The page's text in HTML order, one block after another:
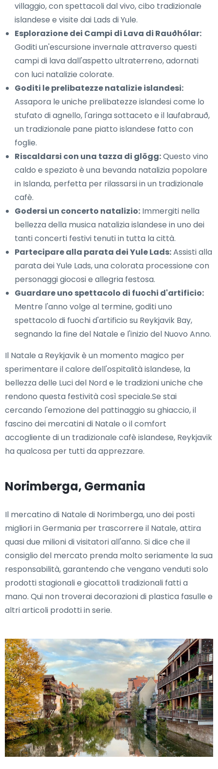
villaggio, con spettacoli dal vivo, cibo tradizionale
islandese e visite dai Lads di Yule.
Esplorazione dei Campi di Lava di Rauðhólar:
Goditi un'escursione invernale attraverso questi
campi di lava dall'aspetto ultraterreno, adornati
con luci natalizie colorate.
Goditi le prelibatezze natalizie islandesi:
Assapora le uniche prelibatezze islandesi come lo
stufato di agnello, l'aringa sottaceto e il laufabrauð,
un tradizionale pane piatto islandese fatto con
foglie.
Riscaldarsi con una tazza di glögg:Questo vino
caldo e speziato è una bevanda natalizia popolare
in Islanda, perfetta per rilassarsi in un tradizionale
cafè.
Godersi un concerto natalizio: Immergiti nella
bellezza della musica natalizia islandese in uno dei
tanti concerti festivi tenuti in tutta la città.
Partecipare alla parata dei Yule Lads:Assisti alla
parata dei Yule Lads, una colorata processione con
personaggi giocosi e allegria festosa.
Guardare uno spettacolo di fuochi d'artificio:
Mentre l'anno volge al termine, goditi uno
spettacolo di fuochi d'artificio su Reykjavik Bay,
segnando la fine del Natale e l'inizio del Nuovo Anno.
Il Natale a Reykjavik è un momento magico per
sperimentare il calore dell'ospitalità islandese, la
bellezza delle Luci del Nord e le tradizioni uniche che
rendono questa festività così speciale.Se stai
cercando l'emozione del pattinaggio su ghiaccio, il
fascino dei mercatini di Natale o il comfort
accogliente di un tradizionale cafè islandese, Reykjavik
ha qualcosa per tutti da apprezzare.
Norimberga, Germania
Il mercatino di Natale di Norimberga, uno dei posti
migliori in Germania per trascorrere il Natale, attira
quasi due milioni di visitatori all'anno. Si dice che il
consiglio del mercato prenda molto seriamente la sua
responsabilità, garantendo che vengano venduti solo
prodotti stagionali e giocattoli tradizionali fatti a
mano. Qui non troverai decorazioni di plastica fasulle e
altri articoli prodotti in serie.